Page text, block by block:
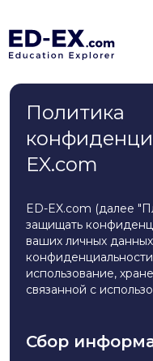
Политика
EX.com
ED-EX.com (далее
защищать
ваших личных
использование,
связанной с
Сбор